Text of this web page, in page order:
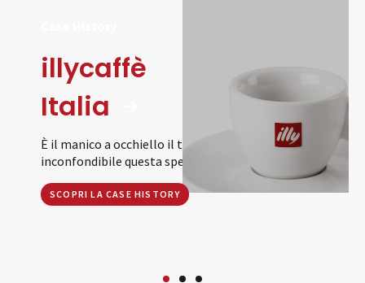
illycaffè
Italia
È il manico a occhiello il tratto distintivo che ha reso
inconfondibile questa speciale tazzina.
SCOPRI LA CASE HISTORY